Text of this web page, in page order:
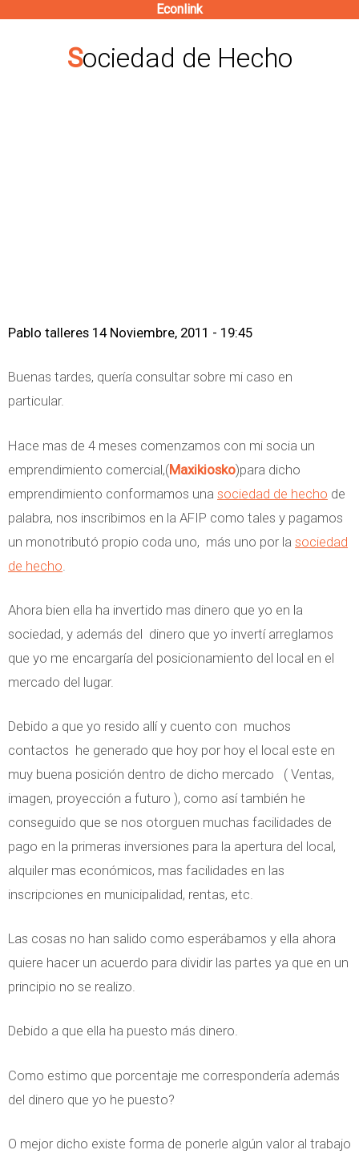
contenido
Econlink
Sociedad de Hecho
Pablo talleres 14 Noviembre, 2011 - 19:45
Buenas tardes, quería consultar sobre mi caso en
particular.
Hace mas de 4 meses comenzamos con mi socia un
emprendimiento comercial,(Maxikiosko)para dicho
emprendimiento conformamos una sociedad de hecho de
palabra, nos inscribimos en la AFIP como tales y pagamos
un monotributó propio coda uno, más uno por la sociedad
de hecho
Ahora bien ella ha invertido mas dinero que yo en la
sociedad, y además del dinero que yo invertí arreglamos
que yo me encargaría del posicionamiento del local en el
mercado del lugar.
Debido a que yo resido allí y cuento con muchos
contactos he generado que hoy por hoy el local este en
muy buena posición dentro de dicho mercado ( Ventas,
imagen, proyección a futuro ), como así también he
conseguido que se nos otorguen muchas facilidades de
pago en la primeras inversiones para la apertura del local,
alquiler mas económicos, mas facilidades en las
inscripciones en municipalidad, rentas, etc.
Las cosas no han salido como esperábamos y ella ahora
quiere hacer un acuerdo para dividir las partes ya que en un
principio no se realizo.
Debido a que ella ha puesto más dinero.
Como estimo que porcentaje me correspondería además
del dinero que yo he puesto?
O mejor dicho existe forma de ponerle algún valor al trabajo